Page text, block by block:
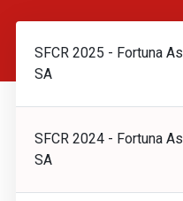
SFCR 2025 - Fortuna
SA
SFCR 2024 - Fortuna
SA